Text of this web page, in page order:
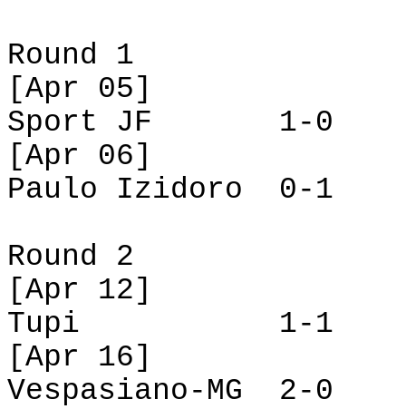
Round 1
[Apr 05]
Sport JF
1-0
[Apr 06]
Paulo Izidoro
0-1
Round 2
[Apr 12]
Tupi
1-1
[Apr 16]
Vespasiano-MG
2-0